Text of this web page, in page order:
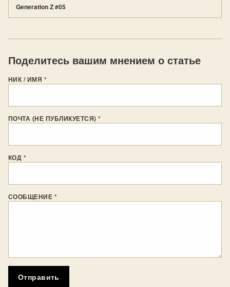
Generation Z #05
Поделитесь вашим мнением о статье
НИК / ИМЯ *
ПОЧТА (НЕ ПУБЛИКУЕТСЯ)*
КОД *
СООБЩЕНИЕ *
Отправить